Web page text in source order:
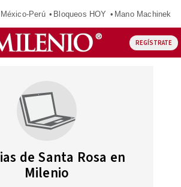
México-Perú Bloqueos HOY Mano Machinek
REGÍSTRATE
de Santa Rosa en
Milenio